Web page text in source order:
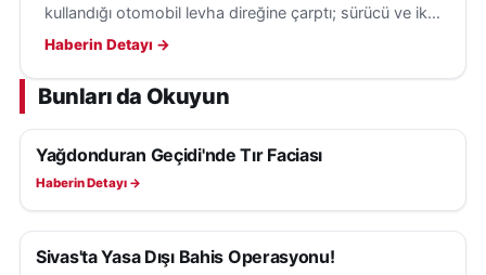
kullandığı otomobil levha direğine çarptı; sürücü ve iki
yolcu yaralanarak ambulanslarla hastaneye kaldırıldı.
Haberin Detayı →
Bunları da Okuyun
ASAYIŞ
Yağdonduran Geçidi'nde Tır Faciası
Haberin Detayı →
ASAYIŞ
Sivas'ta Yasa Dışı Bahis Operasyonu!